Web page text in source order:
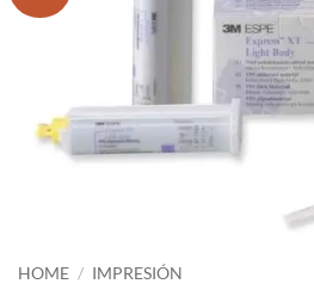
HOME / IMPRESIÓN